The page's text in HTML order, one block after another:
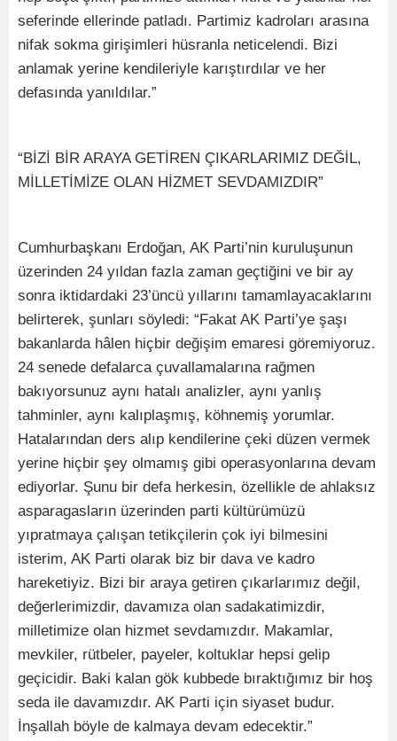
seferinde ellerinde patladı. Partimiz kadroları arasına
nifak sokma girişimleri hüsranla neticelendi. Bizi
anlamak yerine kendileriyle karıştırdılar ve her
defasında yanıldılar.”
“BİZİ BİR ARAYA GETİREN ÇIKARLARIMIZ DEĞİL,
MİLLETİMİZE OLAN HİZMET SEVDAMIZDIR”
Cumhurbaşkanı Erdoğan, AK Parti’nin kuruluşunun
üzerinden 24 yıldan fazla zaman geçtiğini ve bir ay
sonra iktidardaki 23’üncü yıllarını tamamlayacaklarını
belirterek, şunları söyledi: “Fakat AK Parti’ye şaşı
bakanlarda hâlen hiçbir değişim emaresi göremiyoruz.
24 senede defalarca çuvallamalarına rağmen
bakıyorsunuz aynı hatalı analizler, aynı yanlış
tahminler, aynı kalıplaşmış, köhnemiş yorumlar.
Hatalarından ders alıp kendilerine çeki düzen vermek
yerine hiçbir şey olmamış gibi operasyonlarına devam
ediyorlar. Şunu bir defa herkesin, özellikle de ahlaksız
asparagasların üzerinden parti kültürümüzü
yıpratmaya çalışan tetikçilerin çok iyi bilmesini
isterim, AK Parti olarak biz bir dava ve kadro
hareketiyiz. Bizi bir araya getiren çıkarlarımız değil,
değerlerimizdir, davamıza olan sadakatimizdir,
milletimize olan hizmet sevdamızdır. Makamlar,
mevkiler, rütbeler, payeler, koltuklar hepsi gelip
geçicidir. Baki kalan gök kubbede bıraktığımız bir hoş
seda ile davamızdır. AK Parti için siyaset budur.
İnşallah böyle de kalmaya devam edecektir.”